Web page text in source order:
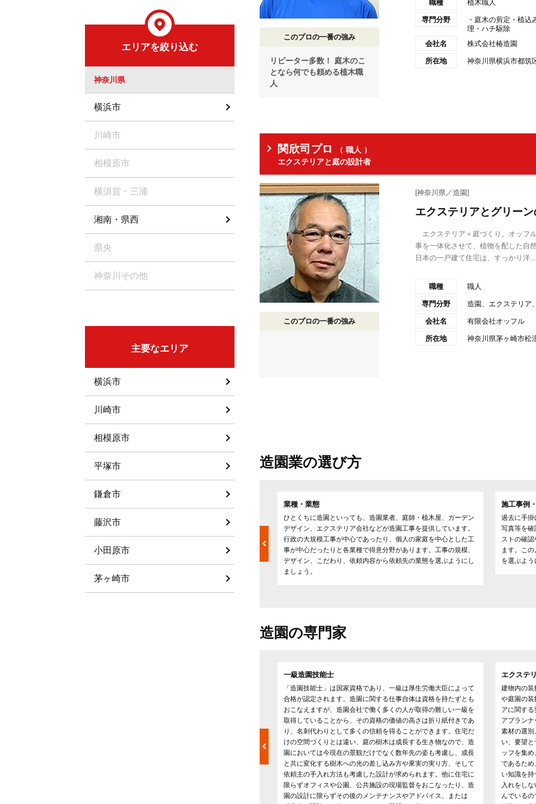
このプロの一番の強み
リピーター多数！ 庭木のこ
となら何でも頼める植木職
人
職種 植木職人
専門分野
・庭木の剪定・植
理・ハチ駆除
会社名
株式会社椿造園
所在地 神奈川県横浜市都筑
関欣司プロ
（ 職人 ）
エクステリアと庭の設計者
このプロの一番の強み
[神奈川県／造園]
エクステリアとグリー
エクステリア＋庭づくり。オッフ
事を一体化させて、植物を配した
日本の一戸建て住宅は、すっかり洋...
職種 職人
専門分野 造園、エクステリア
会社名 有限会社オッフル
所在地 神奈川県茅ヶ崎市松
造園業の選び方
造園工事の料金は、『植樹の本数』『時間単位』の2通りが存在
します。植樹の本数ベースの場合は木の大きさや本数でおおよそ
の金額が決まります。いっぽう時間単位では施工に携わる職人の
人数×時間が見積りの内容になります。料金は単に施工の材料や
業種・業態
ひとくちに造園といっても、造園業者、庭師・植木屋、ガーデン
デザイン、エクステリア会社などが造園工事を提供しています。
行政の大規模工事が中心であったり、個人の家庭を中心とした工
事が中心だったりと各業種で得意分野があります。工事の規模、
デザイン、こだわり、依頼内容から依頼先の業態を選ぶようにし
ましょう。
施工事例
過去に手掛
写真等を確
ストの確
ます。こ
を選ぶよ
造園の専門家
一級造園技能士
「造園技能士」は国家資格であり、一級は厚生労働大臣によって
合格が認定されます。造園に関する仕事自体は資格を持たずとも
おこなえますが、造園会社で働く多くの人が取得の難しい一級を
取得していることから、その資格の価値の高さは折り紙付きであ
り、名刺代わりとして多くの信頼を得ることができます。住宅だ
けの空間づくりとは違い、庭の樹木は成長する生き物なので、造
園においては今現在の景観だけでなく数年先の姿も考慮し、成長
と共に変化する樹木への光の差し込み方や果実の実り方、そして
依頼主の手入れ方法も考慮した設計が求められます。他に住宅に
限らずオフィスや公園、公共施設の現場監督をおこなったり、造
園の設計に限らずその後のメンテナンスやアドバイス、または
エクステ
建物内の装
や庭園の装
アに関す
アプラン
素材の選別
い、要望
ッフを集
であるため
い知識を
入れをし
んでいる
エリアを絞り込む
神奈川県
横浜市
川崎市
相模原市
横須賀・三浦
湘南・県西
県央
神奈川その他
主要なエリア
横浜市
川崎市
相模原市
平塚市
鎌倉市
藤沢市
小田原市
茅ヶ崎市